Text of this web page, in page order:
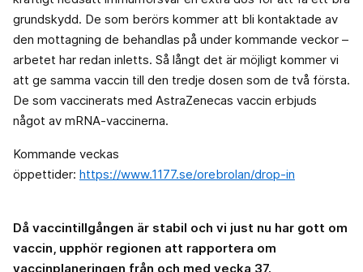
grundskydd. De som berörs kommer att bli kontaktade av
den mottagning de behandlas på under kommande veckor –
arbetet har redan inletts. Så långt det är möjligt kommer vi
att ge samma vaccin till den tredje dosen som de två första.
De som vaccinerats med AstraZenecas vaccin erbjuds
något av mRNA-vaccinerna.
Kommande veckas
öppettider: https://www.1177.se/orebrolan/drop-in
Då vaccintillgången är stabil och vi just nu har gott om
vaccin, upphör regionen att rapportera om
vaccinplaneringen från och med vecka 37.